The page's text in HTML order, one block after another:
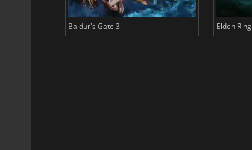
Baldur's Gate 3 Elden Ring